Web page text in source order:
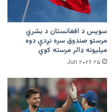
سویس د افغانستان د بشري
مرستو صندوق سره نږدې دوه
میلیونه ډالر مرسته کوي
۲۵ Jun ۲۰۲۶